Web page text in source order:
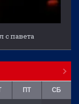
с павета
ПТ СБ